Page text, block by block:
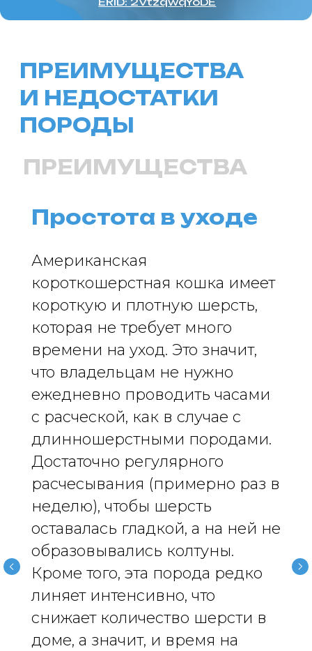
Простота в уходе
Американская
короткошерстная кошка имеет
короткую и плотную шерсть,
которая не требует много
времени на уход. Это значит,
что владельцам не нужно
ежедневно проводить часами
с расческой, как в случае с
длинношерстными породами.
Достаточно регулярного
расчесывания (примерно раз в
неделю), чтобы шерсть
оставалась гладкой, а на ней не
образовывались колтуны.
Кроме того, эта порода редко
линяет интенсивно, что
снижает количество шерсти в
доме, а значит, и время на
Кошки
Имена
Стартовый набор для кошки
Опасные и безопасные растения
для кошек
Имена
Топ пород
Знаки зодиака
Стартовый набор для собаки
Каталог
Диагностика
Лечение
Уход
Поведение
Выбор питомца
Советы
Профессионалам
Продвижение клиник
Грумминг-салоны
Персональная страница
ветеринарного врача
О нас
Стать соавтором или экспертом
Спонсорство или реклама
Продвижение клиники
История на лапках
Юридическая информация
rus2project@gmail.com
Создание, поддержка